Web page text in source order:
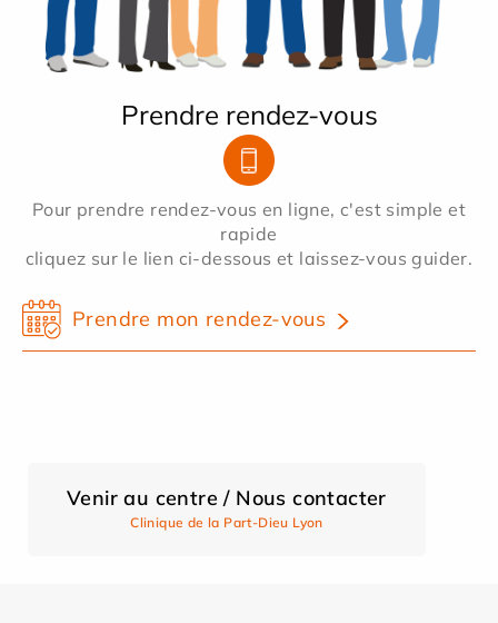
Prendre rendez-vous
Pour prendre rendez-vous en ligne, c'est simple et
rapide
cliquez sur le lien ci-dessous et laissez-vous guider.
Prendre mon rendez-vous
Venir au centre / Nous contacter
Clinique de la Part-Dieu Lyon